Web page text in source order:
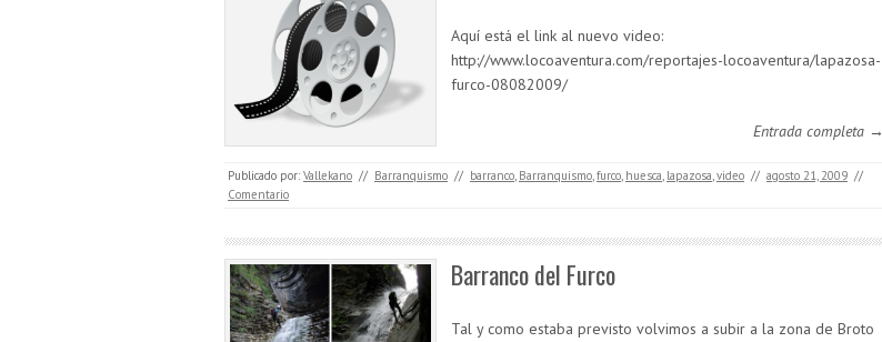
Aquí está el link al nuevo video:
http://www.locoaventura.com/reportajes-locoaventura/lapazosa-
furco-08082009/
Entrada completa →
Publicado por: Vallekano // Barranquismo // barranco, Barranquismo,furco, huesca, lapazosa,video // agosto 21, 2009 //
Comentario
Barranco del Furco
Tal y como estaba previsto volvimos a subir a la zona de Broto